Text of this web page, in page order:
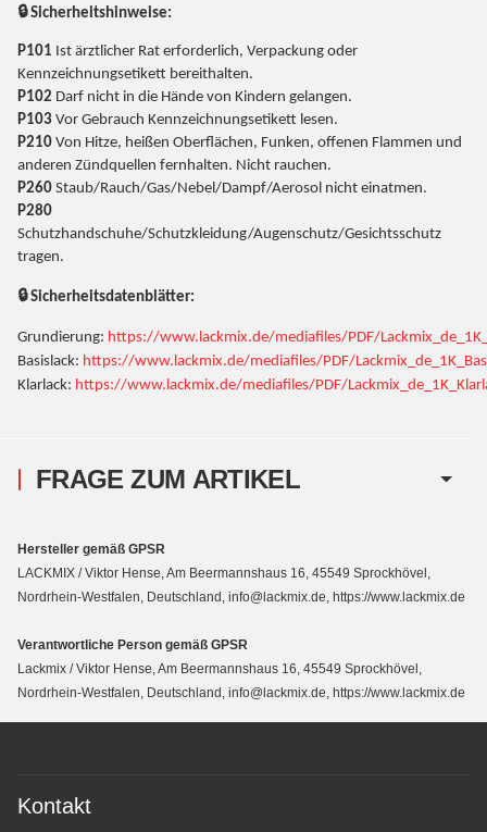
🔒 Sicherheitshinweise:
P101 Ist ärztlicher Rat erforderlich, Verpackung oder
Kennzeichnungsetikett bereithalten.
P102 Darf nicht in die Hände von Kindern gelangen.
P103 Vor Gebrauch Kennzeichnungsetikett lesen.
P210 Von Hitze, heißen Oberflächen, Funken, offenen Flammen und
anderen Zündquellen fernhalten. Nicht rauchen.
P260 Staub/Rauch/Gas/Nebel/Dampf/Aerosol nicht einatmen.
P280
Schutzhandschuhe/Schutzkleidung/Augenschutz/Gesichtsschutz
tragen.
🔒 Sicherheitsdatenblätter:
Grundierung: https://www.lackmix.de/mediafiles/PDF/
Basislack: https://www.lackmix.de/mediafiles/PDF/
Klarlack: https://www.lackmix.de/mediafiles/PDF/
FRAGE ZUM ARTIKEL
Hersteller gemäß GPSR
LACKMIX / Viktor Hense, Am Beermannshaus 16, 45549 Sprockhövel,
Nordrhein-Westfalen, Deutschland, info@lackmix.de, https://www.lackmix.de
Verantwortliche Person gemäß GPSR
Lackmix / Viktor Hense, Am Beermannshaus 16, 45549 Sprockhövel,
Nordrhein-Westfalen, Deutschland, info@lackmix.de, https://www.lackmix.de
Kontakt